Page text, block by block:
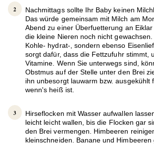
Nachmittags sollte Ihr Baby keinen
Das würde gemeinsam mit Milch am
Abend zu einer Überfuetterung an
die kleine Nieren noch nicht
Kohle- hydrat-, sondern ebenso
sorgt dafür, dass die Fettzufuhr stimmt,
Vitamine. Wenn Sie unterwegs sind,
Obstmus auf der Stelle unter den Brei
ihn unbesorgt lauwarm bzw. ausgekühlt
wenn's heiß ist.
Hirseflocken mit Wasser aufwallen
leicht leicht wallen, bis die Flocken gar
den Brei vermengen. Himbeeren
kleinschneiden. Banane und Himbeeren